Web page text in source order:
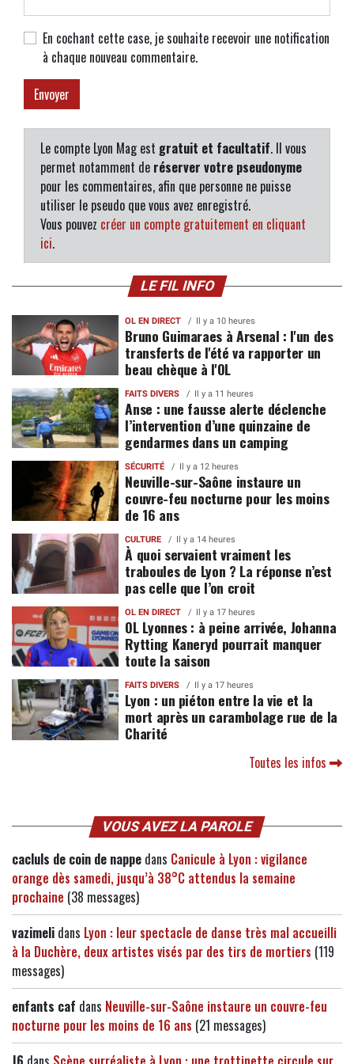
En cochant cette case, je souhaite recevoir une notification
à chaque nouveau commentaire.
Le compte Lyon Mag est gratuit et facultatif. Il vous
permet notamment de réserver votre pseudonyme
pour les commentaires, afin que personne ne puisse
utiliser le pseudo que vous avez enregistré.
Vous pouvez créer un compte gratuitement en cliquant
ici.
LE FIL INFO
OL EN DIRECT Il y a 10 heures
Bruno Guimaraes à Arsenal : l'un des
transferts de l'été va rapporter un
beau chèque à l'OL
FAITS DIVERS Il y a 11 heures
Anse : une fausse alerte déclenche
l’intervention d’une quinzaine de
gendarmes dans un camping
SÉCURITÉ Il y a 12 heures
Neuville-sur-Saône instaure un
couvre-feu nocturne pour les moins
de 16 ans
CULTURE Il y a 14 heures
À quoi servaient vraiment les
traboules de Lyon ? La réponse n’est
pas celle que l’on croit
OL EN DIRECT Il y a 17 heures
OL Lyonnes : à peine arrivée, Johanna
Rytting Kaneryd pourrait manquer
toute la saison
FAITS DIVERS Il y a 17 heures
Lyon : un piéton entre la vie et la
mort après un carambolage rue de la
Charité
Toutes les infos
VOUS AVEZ LA PAROLE
cacluls de coin de nappe dans Canicule à Lyon : vigilance
orange dès samedi, jusqu’à 38°C attendus la semaine
prochaine (38 messages)
vazimeli dans Lyon : leur spectacle de danse très mal accueilli
à la Duchère, deux artistes visés par des tirs de mortiers (119
messages)
enfants caf dans Neuville-sur-Saône instaure un couvre-feu
nocturne pour les moins de 16 ans (21 messages)